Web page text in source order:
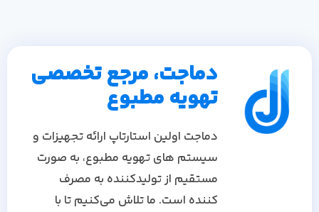
دماجت، مرجع تخصصی
تهویه مطبوع
دماجت اولین استارتاپ ارائه تجهیزات و
سیستم های تهویه مطبوع، به صورت
مستقیم از تولیدکننده به مصرف
کننده است. ما تلاش می‌کنیم تا با